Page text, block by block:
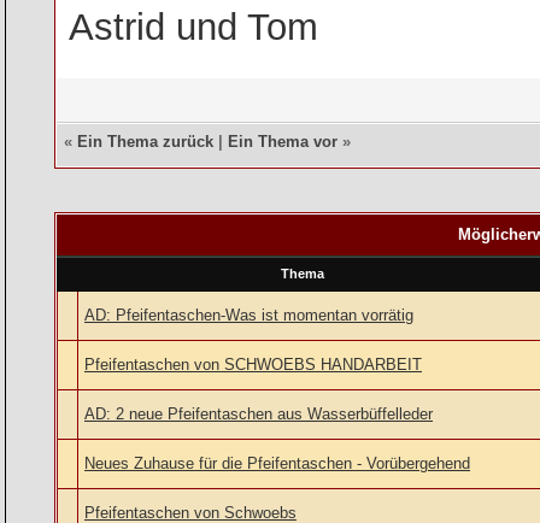
Astrid und Tom
« Ein Thema zurück Ein Thema vor »
Thema
AD: Pfeifentaschen-Was ist momentan vorrätig
Pfeifentaschen von SCHWOEBS HANDARBEIT
AD: 2 neue Pfeifentaschen aus Wasserbüffelleder
Neues Zuhause für die Pfeifentaschen - Vorübergehend
Pfeifentaschen von Schwoebs